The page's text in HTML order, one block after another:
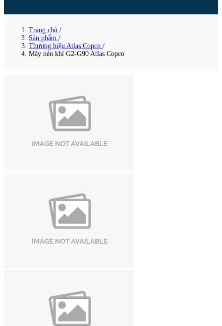
Trang chủ /
Sản phẩm /
Thương hiệu Atlas Copco /
Máy nén khí G2-G90 Atlas Copco